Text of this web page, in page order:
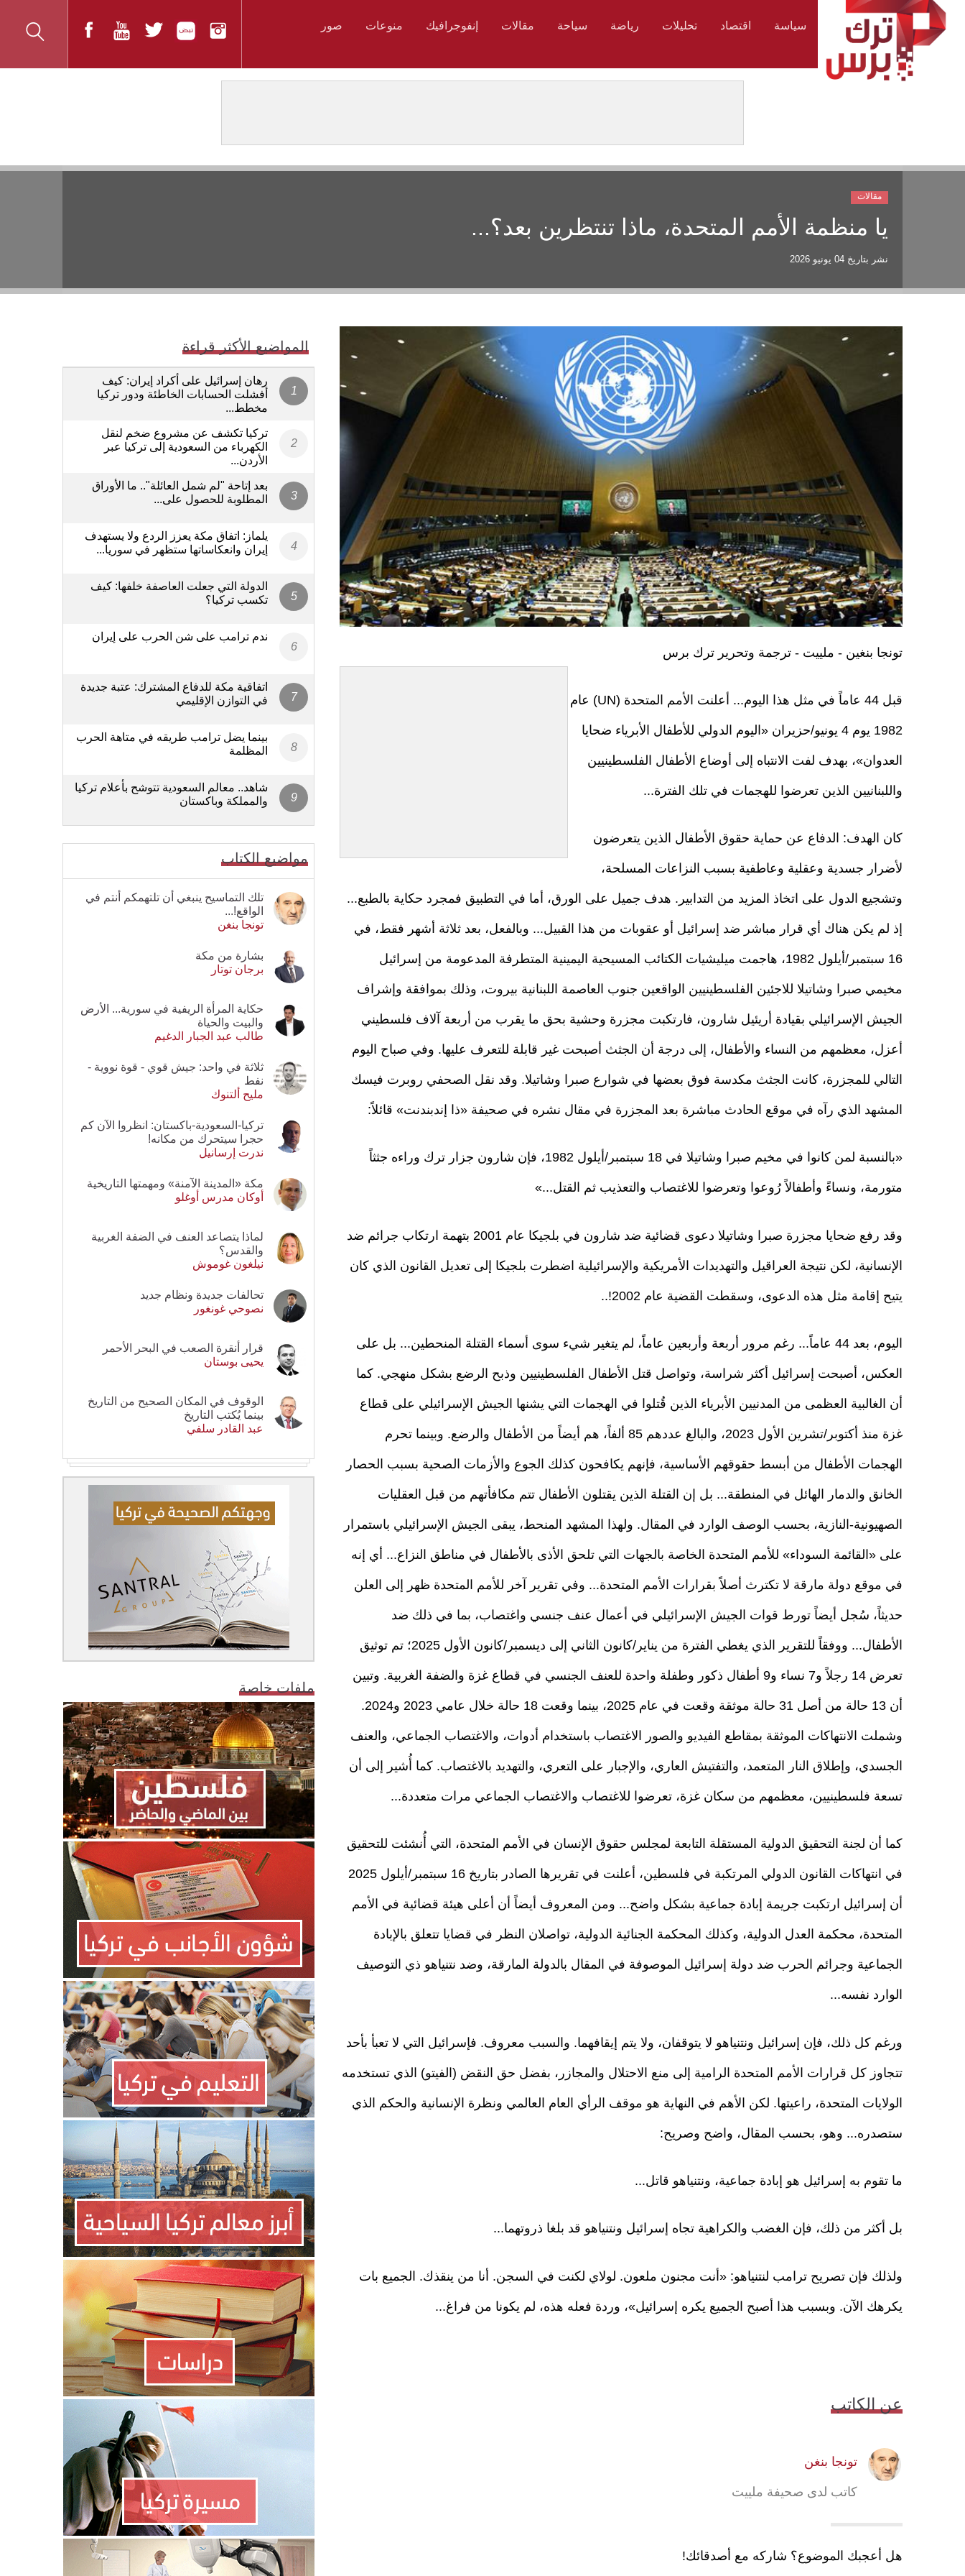
سياسة اقتصاد تحليلات رياضة سياحة مقالات إنفوجرافيك منوعات صور
يا منظمة الأمم المتحدة، ماذا تنتظرين بعد؟...
نشر بتاريخ 04 يونيو 2026
مقالات
تونجا بنغين - ملييت - ترجمة وتحرير ترك برس
قبل 44 عاماً في مثل هذا اليوم... أعلنت الأمم المتحدة (UN) عام
1982 يوم 4 يونيو/حزيران «اليوم الدولي للأطفال الأبرياء ضحايا
العدوان»، بهدف لفت الانتباه إلى أوضاع الأطفال الفلسطينيين
واللبنانيين الذين تعرضوا للهجمات في تلك الفترة...
كان الهدف: الدفاع عن حماية حقوق الأطفال الذين يتعرضون
لأضرار جسدية وعقلية وعاطفية بسبب النزاعات المسلحة،
وتشجيع الدول على اتخاذ المزيد من التدابير. هدف جميل على الورق، أما في التطبيق فمجرد حكاية بالطبع...
إذ لم يكن هناك أي قرار مباشر ضد إسرائيل أو عقوبات من هذا القبيل... وبالفعل، بعد ثلاثة أشهر فقط، في
16 سبتمبر/أيلول 1982، هاجمت ميليشيات الكتائب المسيحية اليمينية المتطرفة المدعومة من إسرائيل
مخيمي صبرا وشاتيلا للاجئين الفلسطينيين الواقعين جنوب العاصمة اللبنانية بيروت، وذلك بموافقة وإشراف
الجيش الإسرائيلي بقيادة أريئيل شارون، فارتكبت مجزرة وحشية بحق ما يقرب من أربعة آلاف فلسطيني
أعزل، معظمهم من النساء والأطفال، إلى درجة أن الجثث أصبحت غير قابلة للتعرف عليها. وفي صباح اليوم
التالي للمجزرة، كانت الجثث مكدسة فوق بعضها في شوارع صبرا وشاتيلا. وقد نقل الصحفي روبرت فيسك
المشهد الذي رآه في موقع الحادث مباشرة بعد المجزرة في مقال نشره في صحيفة «ذا إندبندنت» قائلاً:
«بالنسبة لمن كانوا في مخيم صبرا وشاتيلا في 18 سبتمبر/أيلول 1982، فإن شارون جزار ترك وراءه جثثاً
متورمة، ونساءً وأطفالاً رُوعوا وتعرضوا للاغتصاب والتعذيب ثم القتل...»
وقد رفع ضحايا مجزرة صبرا وشاتيلا دعوى قضائية ضد شارون في بلجيكا عام 2001 بتهمة ارتكاب جرائم ضد
الإنسانية، لكن نتيجة العراقيل والتهديدات الأمريكية والإسرائيلية اضطرت بلجيكا إلى تعديل القانون الذي كان
يتيح إقامة مثل هذه الدعوى، وسقطت القضية عام 2002!..
اليوم، بعد 44 عاماً... رغم مرور أربعة وأربعين عاماً، لم يتغير شيء سوى أسماء القتلة المنحطين... بل على
العكس، أصبحت إسرائيل أكثر شراسة، وتواصل قتل الأطفال الفلسطينيين وذبح الرضع بشكل منهجي. كما
أن الغالبية العظمى من المدنيين الأبرياء الذين قُتلوا في الهجمات التي يشنها الجيش الإسرائيلي على قطاع
غزة منذ أكتوبر/تشرين الأول 2023، والبالغ عددهم 85 ألفاً، هم أيضاً من الأطفال والرضع. وبينما تحرم
الهجمات الأطفال من أبسط حقوقهم الأساسية، فإنهم يكافحون كذلك الجوع والأزمات الصحية بسبب الحصار
الخانق والدمار الهائل في المنطقة... بل إن القتلة الذين يقتلون الأطفال تتم مكافأتهم من قبل العقليات
الصهيونية-النازية، بحسب الوصف الوارد في المقال. ولهذا المشهد المنحط، يبقى الجيش الإسرائيلي باستمرار
على «القائمة السوداء» للأمم المتحدة الخاصة بالجهات التي تلحق الأذى بالأطفال في مناطق النزاع... أي إنه
في موقع دولة مارقة لا تكترث أصلاً بقرارات الأمم المتحدة... وفي تقرير آخر للأمم المتحدة ظهر إلى العلن
حديثاً، سُجل أيضاً تورط قوات الجيش الإسرائيلي في أعمال عنف جنسي واغتصاب، بما في ذلك ضد
الأطفال... ووفقاً للتقرير الذي يغطي الفترة من يناير/كانون الثاني إلى ديسمبر/كانون الأول 2025؛ تم توثيق
تعرض 14 رجلاً و7 نساء و9 أطفال ذكور وطفلة واحدة للعنف الجنسي في قطاع غزة والضفة الغربية. وتبين
أن 13 حالة من أصل 31 حالة موثقة وقعت في عام 2025، بينما وقعت 18 حالة خلال عامي 2023 و2024.
وشملت الانتهاكات الموثقة بمقاطع الفيديو والصور الاغتصاب باستخدام أدوات، والاغتصاب الجماعي، والعنف
الجسدي، وإطلاق النار المتعمد، والتفتيش العاري، والإجبار على التعري، والتهديد بالاغتصاب. كما أُشير إلى أن
تسعة فلسطينيين، معظمهم من سكان غزة، تعرضوا للاغتصاب والاغتصاب الجماعي مرات متعددة...
كما أن لجنة التحقيق الدولية المستقلة التابعة لمجلس حقوق الإنسان في الأمم المتحدة، التي أُنشئت للتحقيق
في انتهاكات القانون الدولي المرتكبة في فلسطين، أعلنت في تقريرها الصادر بتاريخ 16 سبتمبر/أيلول 2025
أن إسرائيل ارتكبت جريمة إبادة جماعية بشكل واضح... ومن المعروف أيضاً أن أعلى هيئة قضائية في الأمم
المتحدة، محكمة العدل الدولية، وكذلك المحكمة الجنائية الدولية، تواصلان النظر في قضايا تتعلق بالإبادة
الجماعية وجرائم الحرب ضد دولة إسرائيل الموصوفة في المقال بالدولة المارقة، وضد نتنياهو ذي التوصيف
الوارد نفسه...
ورغم كل ذلك، فإن إسرائيل ونتنياهو لا يتوقفان، ولا يتم إيقافهما. والسبب معروف. فإسرائيل التي لا تعبأ بأحد
تتجاوز كل قرارات الأمم المتحدة الرامية إلى منع الاحتلال والمجازر، بفضل حق النقض (الفيتو) الذي تستخدمه
الولايات المتحدة، راعيتها. لكن الأهم في النهاية هو موقف الرأي العام العالمي ونظرة الإنسانية والحكم الذي
ستصدره... وهو، بحسب المقال، واضح وصريح:
ما تقوم به إسرائيل هو إبادة جماعية، ونتنياهو قاتل...
بل أكثر من ذلك، فإن الغضب والكراهية تجاه إسرائيل ونتنياهو قد بلغا ذروتهما...
ولذلك فإن تصريح ترامب لنتنياهو: «أنت مجنون ملعون. لولاي لكنت في السجن. أنا من ينقذك. الجميع بات
يكرهك الآن. وبسبب هذا أصبح الجميع يكره إسرائيل»، وردة فعله هذه، لم يكونا من فراغ...
عن الكاتب
تونجا بنغن
كاتب لدى صحيفة ملييت
هل أعجبك الموضوع؟ شاركه مع أصدقائك!
المواضيع الأكثر قراءة
رهان إسرائيل على أكراد إيران: كيف
أفشلت الحسابات الخاطئة ودور تركيا
مخطط...
تركيا تكشف عن مشروع ضخم لنقل
الكهرباء من السعودية إلى تركيا عبر
الأردن...
بعد إتاحة "لم شمل العائلة".. ما الأوراق
المطلوبة للحصول على...
يلماز: اتفاق مكة يعزز الردع ولا يستهدف
إيران وانعكاساتها ستظهر في سوريا...
الدولة التي جعلت العاصفة خلفها: كيف
تكسب تركيا؟
ندم ترامب على شن الحرب على إيران
اتفاقية مكة للدفاع المشترك: عتبة جديدة
في التوازن الإقليمي
بينما يضل ترامب طريقه في متاهة الحرب
المظلمة
شاهد.. معالم السعودية تتوشح بأعلام تركيا
والمملكة وباكستان
مواضيع الكتاب
تلك التماسيح ينبغي أن تلتهمكم أنتم في
الواقع!...
تونجا بنغن
بشارة من مكة
برجان توتار
حكاية المرأة الريفية في سورية... الأرض
والبيت والحياة
طالب عبد الجبار الدغيم
ثلاثة في واحد: جيش قوي - قوة نووية -
نفط
مليح ألتنوك
تركيا-السعودية-باكستان: انظروا الآن كم
حجرا سيتحرك من مكانه!
ندرت إرسانيل
مكة «المدينة الآمنة» ومهمتها التاريخية
أوكان مدرس أوغلو
لماذا يتصاعد العنف في الضفة الغربية
والقدس؟
نيلغون غوموش
تحالفات جديدة ونظام جديد
نصوحي غونغور
قرار أنقرة الصعب في البحر الأحمر
يحيى بوستان
الوقوف في المكان الصحيح من التاريخ
بينما يُكتب التاريخ
عبد القادر سلفي
ملفات خاصة